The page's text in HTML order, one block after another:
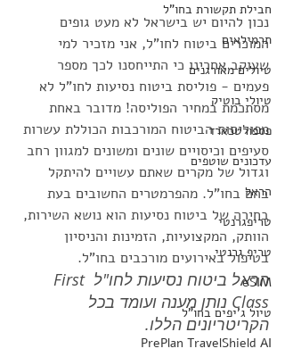
חבילת תקשורת בחו"ל
תרמילאים
טיולים מאורגנים
טיולי בוטיק
פספורטכארד
עדכונים שוטפים
הראל
טריפגרנטי
טריפ גרנטי
eSIM
טיול ג'יפים בחו"ל
PrePlan TravelShield AI
נכון להיום יש בישראל לא מעט גופים
המוכרים ביטוח לחו"ל, אני מזכיר למי
שעוקב אחרינו כי התייחסנו לכך מספר
פעמים - פוליסת ביטוח נסיעות לחו"ל לא
מסתכמת במחיר הפוליסה! מדובר באחת
מפוליסות הביטוח המורכבות הכוללת עשרות
סעיפים וכיסויים שונים ומשונים למגוון רחב
וגדול של מקרים שאתם עשויים להיתקל
בהם בחו"ל. מהפרמטרים החשובים בעת
בחירה של ביטוח נסיעות הוא נושא השירות,
הוותק, המקצועיות, הזמינות והניסיון
בטיפול באירועים מורכבים בחו"ל.
הראל ביטוח נסיעות לחו"ל First
Class נותן מענה ועומד בכל
הקריטריונים הללו.